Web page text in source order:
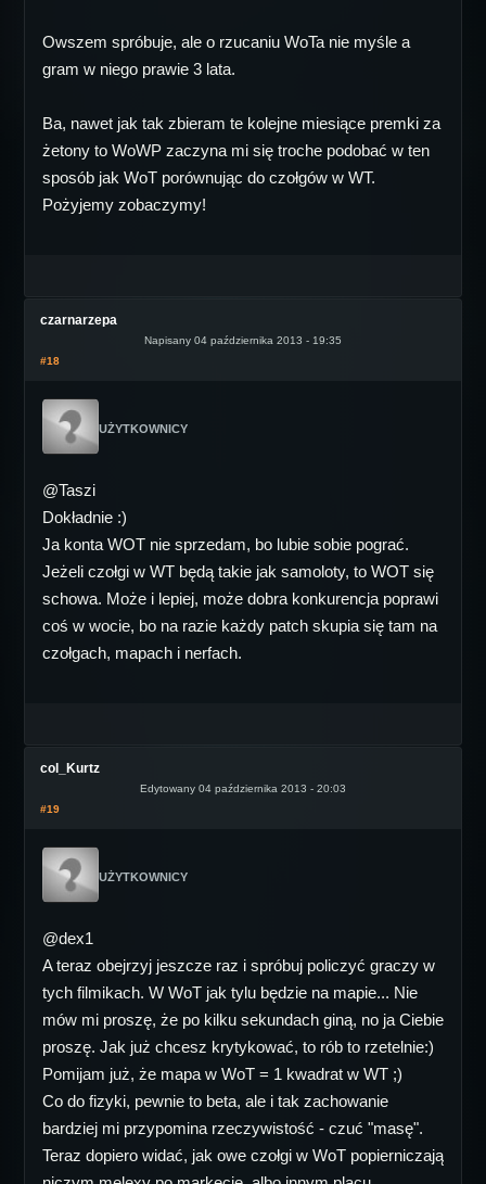
Owszem spróbuje, ale o rzucaniu WoTa nie myśle a
gram w niego prawie 3 lata.
Ba, nawet jak tak zbieram te kolejne miesiące premki za
żetony to WoWP zaczyna mi się troche podobać w ten
sposób jak WoT porównując do czołgów w WT.
Pożyjemy zobaczymy!
czarnarzepa
Napisany 04 października 2013 - 19:35
#18
UŻYTKOWNICY
@Taszi
Dokładnie :)
Ja konta WOT nie sprzedam, bo lubie sobie pograć.
Jeżeli czołgi w WT będą takie jak samoloty, to WOT się
schowa. Może i lepiej, może dobra konkurencja poprawi
coś w wocie, bo na razie każdy patch skupia się tam na
czołgach, mapach i nerfach.
col_Kurtz
Edytowany 04 października 2013 - 20:03
#19
UŻYTKOWNICY
@dex1
A teraz obejrzyj jeszcze raz i spróbuj policzyć graczy w
tych filmikach. W WoT jak tylu będzie na mapie... Nie
mów mi proszę, że po kilku sekundach giną, no ja Ciebie
proszę. Jak już chcesz krytykować, to rób to rzetelnie:)
Pomijam już, że mapa w WoT = 1 kwadrat w WT ;)
Co do fizyki, pewnie to beta, ale i tak zachowanie
bardziej mi przypomina rzeczywistość - czuć "masę".
Teraz dopiero widać, jak owe czołgi w WoT popierniczają